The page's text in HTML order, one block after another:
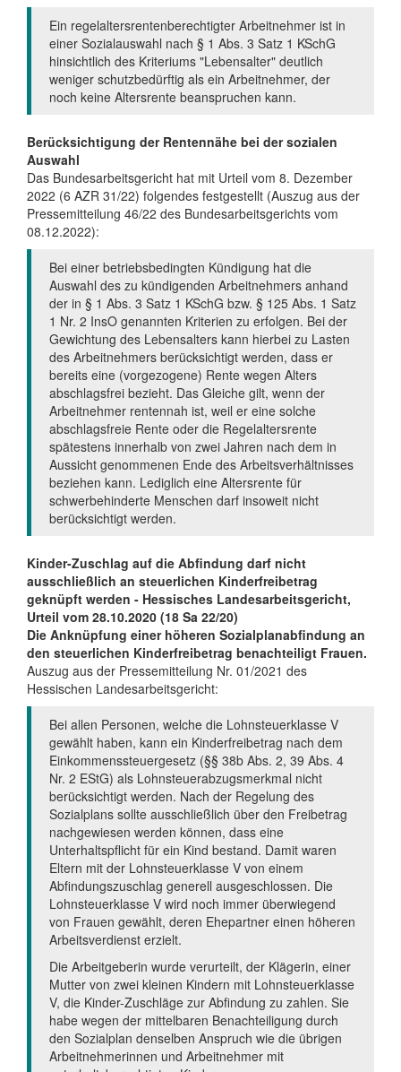
Ein regelaltersrentenberechtigter Arbeitnehmer ist in
einer Sozialauswahl nach § 1 Abs. 3 Satz 1 KSchG
hinsichtlich des Kriteriums "Lebensalter" deutlich
weniger schutzbedürftig als ein Arbeitnehmer, der
noch keine Altersrente beanspruchen kann.
Berücksichtigung der Rentennähe bei der sozialen
Auswahl
Das Bundesarbeitsgericht hat mit Urteil vom 8. Dezember
2022 (6 AZR 31/22) folgendes festgestellt (Auszug aus der
Pressemitteilung 46/22 des Bundesarbeitsgerichts vom
08.12.2022):
Bei einer betriebsbedingten Kündigung hat die
Auswahl des zu kündigenden Arbeitnehmers anhand
der in § 1 Abs. 3 Satz 1 KSchG bzw. § 125 Abs. 1 Satz
1 Nr. 2 InsO genannten Kriterien zu erfolgen. Bei der
Gewichtung des Lebensalters kann hierbei zu Lasten
des Arbeitnehmers berücksichtigt werden, dass er
bereits eine (vorgezogene) Rente wegen Alters
abschlagsfrei bezieht. Das Gleiche gilt, wenn der
Arbeitnehmer rentennah ist, weil er eine solche
abschlagsfreie Rente oder die Regelaltersrente
spätestens innerhalb von zwei Jahren nach dem in
Aussicht genommenen Ende des Arbeitsverhältnisses
beziehen kann. Lediglich eine Altersrente für
schwerbehinderte Menschen darf insoweit nicht
berücksichtigt werden.
Kinder-Zuschlag auf die Abfindung darf nicht
ausschließlich an steuerlichen Kinderfreibetrag
geknüpft werden - Hessisches Landesarbeitsgericht,
Urteil vom 28.10.2020 (18 Sa 22/20)
Die Anknüpfung einer höheren Sozialplanabfindung an
den steuerlichen Kinderfreibetrag benachteiligt Frauen.
Auszug aus der Pressemitteilung Nr. 01/2021 des
Hessischen Landesarbeitsgericht:
Bei allen Personen, welche die Lohnsteuerklasse V
gewählt haben, kann ein Kinderfreibetrag nach dem
Einkommenssteuergesetz (§§ 38b Abs. 2, 39 Abs. 4
Nr. 2 EStG) als Lohnsteuerabzugsmerkmal nicht
berücksichtigt werden. Nach der Regelung des
Sozialplans sollte ausschließlich über den Freibetrag
nachgewiesen werden können, dass eine
Unterhaltspflicht für ein Kind bestand. Damit waren
Eltern mit der Lohnsteuerklasse V von einem
Abfindungszuschlag generell ausgeschlossen. Die
Lohnsteuerklasse V wird noch immer überwiegend
von Frauen gewählt, deren Ehepartner einen höheren
Arbeitsverdienst erzielt.
Die Arbeitgeberin wurde verurteilt, der Klägerin, einer
Mutter von zwei kleinen Kindern mit Lohnsteuerklasse
V, die Kinder-Zuschläge zur Abfindung zu zahlen. Sie
habe wegen der mittelbaren Benachteiligung durch
den Sozialplan denselben Anspruch wie die übrigen
Arbeitnehmerinnen und Arbeitnehmer mit